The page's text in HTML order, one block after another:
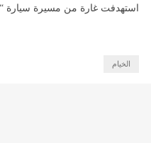
استهدفت غارة من مسيرة سيارة
الخيام